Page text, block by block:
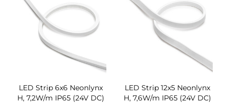
LED Strip 6x6 Neonlynx
H, 7,2W/m IP65 (24V DC)
LED Strip 12x5 Neonlynx
H, 7,6W/m IP65 (24V DC)